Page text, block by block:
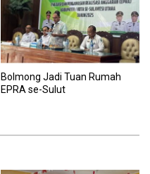
Bolmong Jadi Tuan Rumah
EPRA se-Sulut